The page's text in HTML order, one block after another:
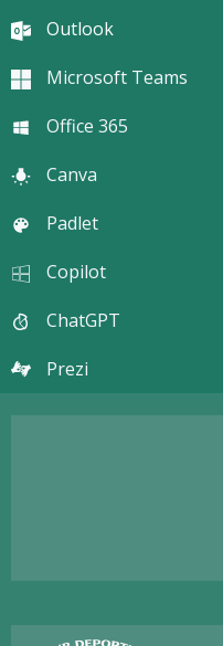
Outlook
Microsoft Teams
Office 365
Canva
Padlet
Copilot
ChatGPT
Prezi